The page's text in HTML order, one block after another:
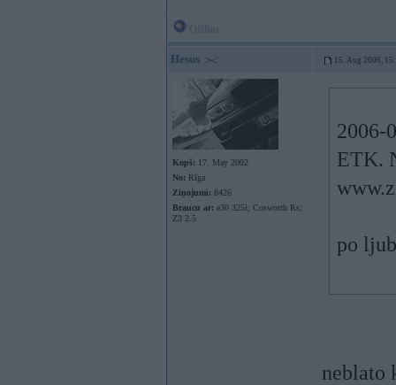
Hesus 15. Aug 2006,
Kopš: 17. May 2002
No: Rīga
Ziņojumi: 8426
Braucu ar: e30 325i; Cosworth Rs;
Z3 2.5
2006-
ETK.
po
neblato